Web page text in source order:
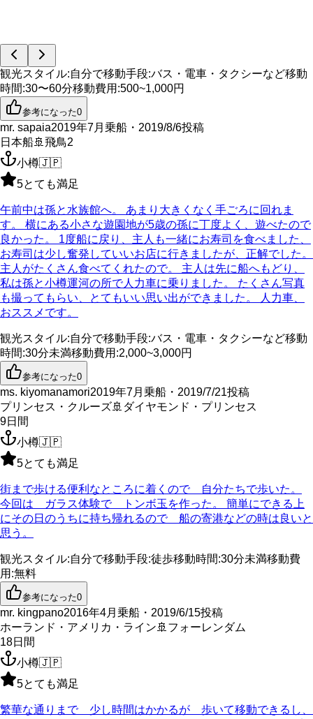
観光スタイル:自分で移動手段:バス・電車・タクシーなど移動
時間:30〜60分移動費用 :500~1,000円
参考になった0
mr. sapaia2019年7月乗船・2019/8/6投稿
日本船🚢 飛鳥2
小樽🇯🇵
5とても満足
午前中は孫と水族館へ。 あまり大きくなく手ごろに回れま
す。 横にある小さな遊園地が5歳の孫に丁度よく、遊べたので
良かった。 1度船に戻り、主人も一緒にお寿司を食べました、
お寿司は少し奮発していいお店に行きましたが、正解でした。
主人がたくさん食べてくれたので。 主人は先に船へもどり、
私は孫と小樽運河の所で人力車に乗りました。 たくさん写真
も撮ってもらい、とてもいい思い出ができました。 人力車、
おススメです。
観光スタイル:自分で移動手段:バス・電車・タクシーなど移動
時間:30分未満移動費用 :2,000~3,000円
参考になった0
ms. kiyomanamori2019年7月乗船・2019/7/21投稿
プリンセス・クルーズ🚢 ダイヤモンド・プリンセス
9日間
小樽🇯🇵
5とても満足
街まで歩ける便利なところに着くので 自分たちで歩いた。
今回は ガラス体験で トンボ玉を作った。 簡単にできる上
にその日のうちに持ち帰れるので 船の寄港などの時は良いと
思う。
観光スタイル:自分で移動手段:徒歩移動時間:30分未満移動費
用 :無料
参考になった0
mr. kingpano2016年4月乗船・2019/6/15投稿
ホーランド・アメリカ・ライン 🚢 フォーレンダム
18日間
小樽🇯🇵
5とても満足
繁華な通りまで 少し時間はかかるが 歩いて移動できるし、